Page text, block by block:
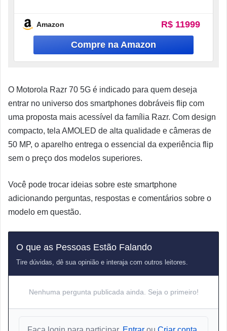
A melhor bateria
Amazon R$ 11999
O Motorola Razr 70 5G é indicado para quem deseja
entrar no universo dos smartphones dobráveis flip com
uma proposta mais acessível da família Razr. Com design
compacto, tela AMOLED de alta qualidade e câmeras de
50 MP, o aparelho entrega o essencial da experiência flip
sem o preço dos modelos superiores.
Você pode trocar ideias sobre este smartphone
adicionando perguntas, respostas e comentários sobre o
modelo em questão.
O que as Pessoas Estão Falando
Tire dúvidas, dê sua opinião e interaja com outros leitores.
Nenhuma pergunta publicada ainda. Seja o primeiro!